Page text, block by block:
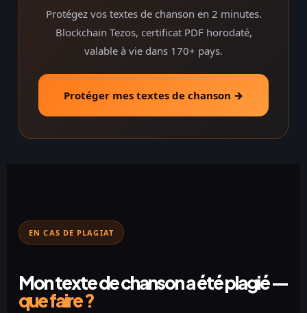
Protégez vos textes de chanson en 2 minutes.
Blockchain Tezos, certificat PDF horodaté,
valable à vie dans 170+ pays.
Protéger mes textes de chanson →
EN CAS DE PLAGIAT
Mon texte de chanson a été plagié —
que faire ?